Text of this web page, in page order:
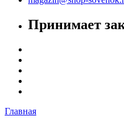
Принимает
Главная